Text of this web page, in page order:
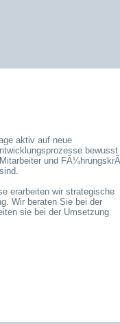
aktiv auf neue
bewusst
und
erarbeiten wir strategische
Wir beraten Sie bei der
sie bei der Umsetzung.